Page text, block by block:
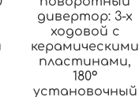
дивертор: 3-х
ходовой с
керамическими
пластинами,
180°
установочный